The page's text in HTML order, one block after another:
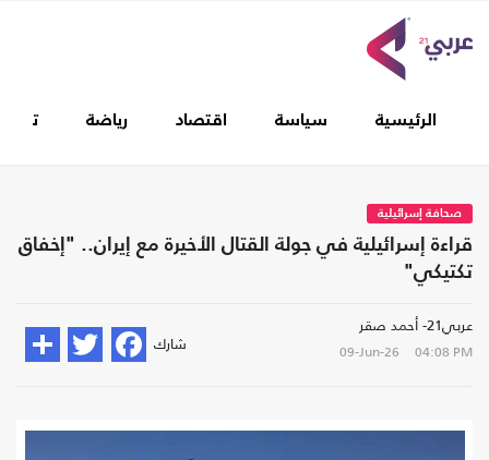
الرئيسية سياسة اقتصاد رياضة
صحافة إسرائيلية
قراءة إسرائيلية في جولة القتال الأخيرة مع إيران.. "إخفاق
تكتيكي"
عربي21- أحمد صقر
09-Jun-26 04:08 PM شارك